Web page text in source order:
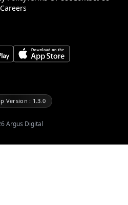
Careers
Version : 1.3.0
Argus Digital